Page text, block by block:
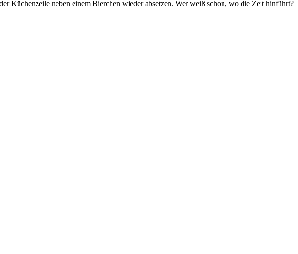
Küchenzeile neben einem Bierchen wieder absetzen. Wer weiß schon, wo die Zeit hinführt?